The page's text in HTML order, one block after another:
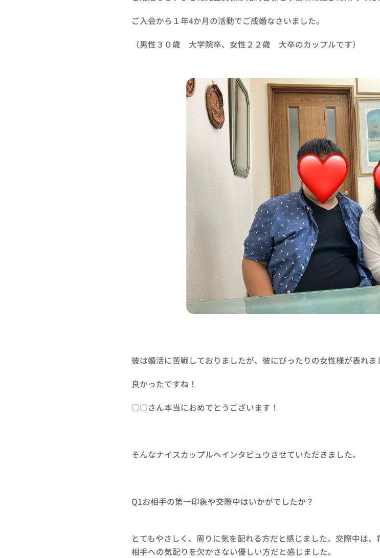
ご入会から１年4か月の活動でご成婚なさいました。
（男性３０歳 大学院卒、女性２２歳 大卒のカップルです）
彼は婚活に苦戦しておりましたが、彼にぴったりの女性様が表れま
良かったですね！
○○さん本当におめでとうございます！
そんなナイスカップルへインタビュウさせていただきました。
Q1お相手の第一印象や交際中はいかがでしたか？
とてもやさしく、周りに気を配れる方だと感じました。交際中は
相手への気配りを欠かさない優しい方だと感じました。